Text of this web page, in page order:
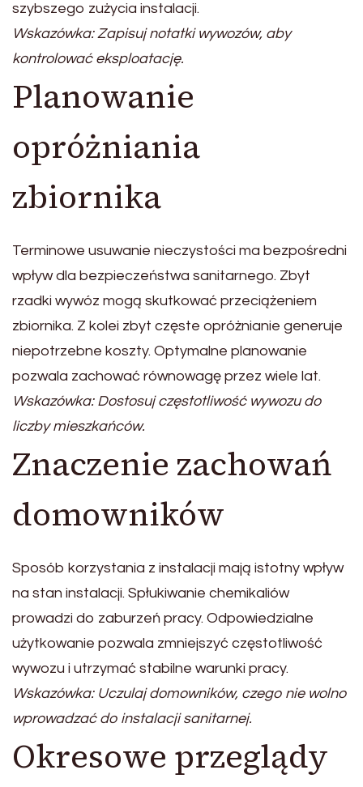
szybszego zużycia instalacji.
Wskazówka: Zapisuj notatki wywozów, aby
kontrolować eksploatację.
Planowanie
opróżniania
zbiornika
Terminowe usuwanie nieczystości ma bezpośredni
wpływ dla bezpieczeństwa sanitarnego. Zbyt
rzadki wywóz mogą skutkować przeciążeniem
zbiornika. Z kolei zbyt częste opróżnianie generuje
niepotrzebne koszty. Optymalne planowanie
pozwala zachować równowagę przez wiele lat.
Wskazówka: Dostosuj częstotliwość wywozu do
liczby mieszkańców.
Znaczenie zachowań
domowników
Sposób korzystania z instalacji mają istotny wpływ
na stan instalacji. Spłukiwanie chemikaliów
prowadzi do zaburzeń pracy. Odpowiedzialne
użytkowanie pozwala zmniejszyć częstotliwość
wywozu i utrzymać stabilne warunki pracy.
Wskazówka: Uczulaj domowników, czego nie wolno
wprowadzać do instalacji sanitarnej.
Okresowe przeglądy